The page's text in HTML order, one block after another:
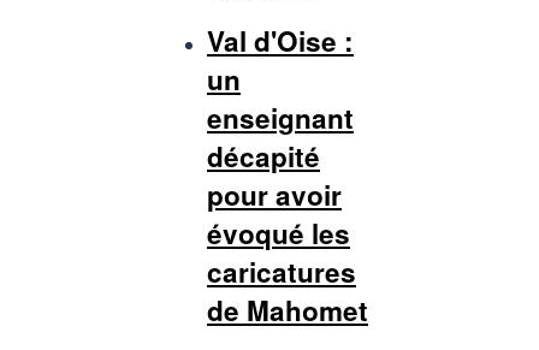
Val d'Oise :
un
enseignant
décapité
pour avoir
évoqué les
caricatures
de Mahomet